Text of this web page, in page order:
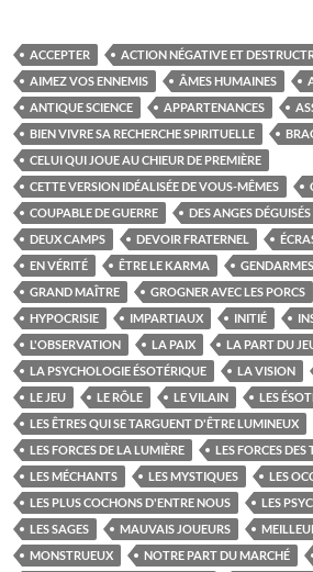
ACCEPTER ACTION NÉGATIVE ET
AIMEZ VOS ENNEMIS
ÂMES HUMAINES
ANTIQUE SCIENCE
APPARTENANCES
BIEN VIVRE SA RECHERCHE SPIRITUELLE
CELUI QUI JOUE AU CHIEUR DE PREMIÈRE
CETTE VERSION IDÉALISÉE DE VOUS-MÊMES
COUPABLE DE GUERRE
DES ANGES
DEUX CAMPS
DEVOIR FRATERNEL
EN VÉRITÉ
ÊTRE LE KARMA GENDARMES
GRAND MAÎTRE
GROGNER AVEC LES PORCS
HYPOCRISIE
IMPARTIAUX INITIÉ
L'OBSERVATION
LA PAIX LA PART DU
LA PSYCHOLOGIE ÉSOTÉRIQUE
LA VISION
LE JEU
LE RÔLE LE VILAIN
LES
LES ÊTRES QUI SE TARGUENT D'ÊTRE LUMINEUX
LES FORCES DE LA LUMIÈRE
LES FORCES DES
LES MÉCHANTS
LES MYSTIQUES
LES
LES PLUS COCHONS D'ENTRE NOUS
LES
LES SAGES
MAUVAIS JOUEURS
MONSTRUEUX
NOTRE PART DU MARCHÉ